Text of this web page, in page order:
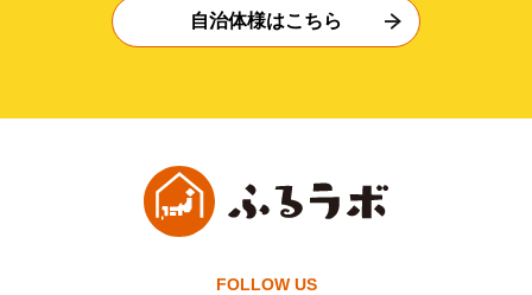
自治体様はこちら
FOLLOW US